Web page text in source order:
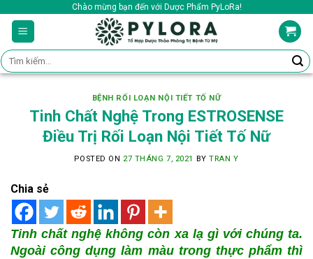
content
Chào mừng bạn đến với Dược Phẩm PyLoRa!
Tìm
kiếm:
BỆNH RỐI LOẠN NỘI TIẾT TỐ NỮ
Tinh Chất Nghệ Trong ESTROSENSE
Điều Trị Rối Loạn Nội Tiết Tố Nữ
POSTED ON 27 THÁNG 7, 2021 BYTRAN Y
Chia sẻ
Tinh chất nghệ không còn xa lạ gì với chúng ta.
Ngoài công dụng làm màu trong thực phẩm thì